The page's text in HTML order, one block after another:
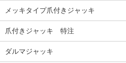
メッキタイプ爪付きジャッキ
爪付きジャッキ 特注
ダルマジャッキ